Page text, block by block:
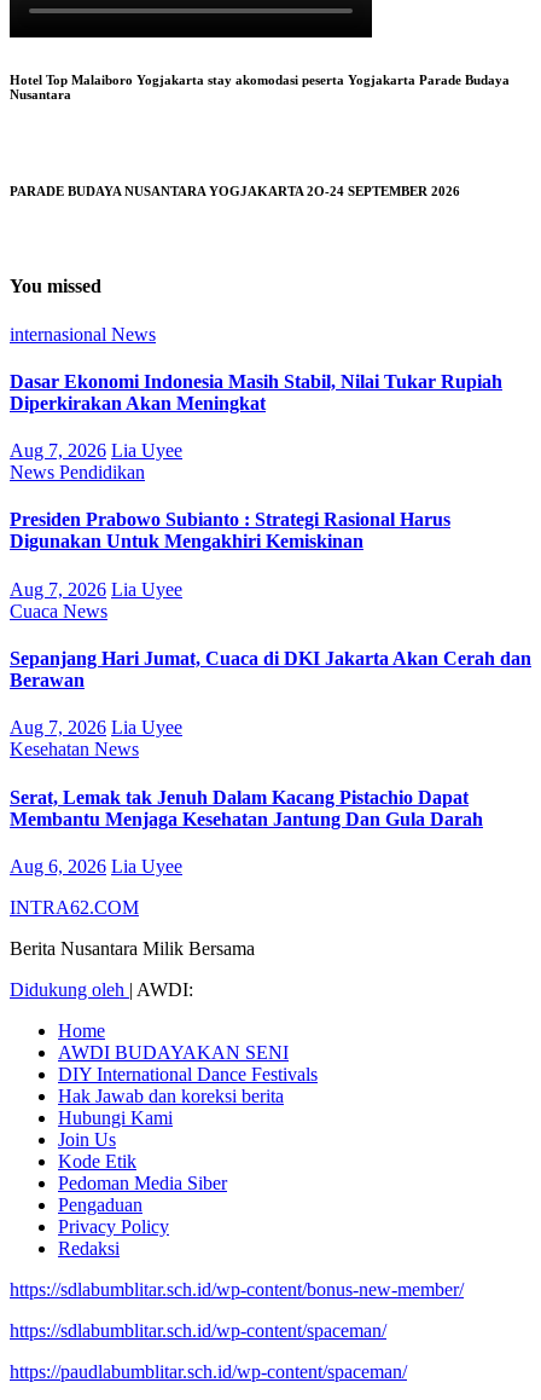
Hotel Top Malaiboro Yogjakarta stay akomodasi peserta Yogjakarta Parade Budaya
Nusantara
PARADE BUDAYA NUSANTARA YOGJAKARTA 2O-24 SEPTEMBER 2026
You missed
internasional News
Dasar Ekonomi Indonesia Masih Stabil, Nilai Tukar Rupiah
Diperkirakan Akan Meningkat
Aug 7, 2026 Lia Uyee
News Pendidikan
Presiden Prabowo Subianto : Strategi Rasional Harus
Digunakan Untuk Mengakhiri Kemiskinan
Aug 7, 2026 Lia Uyee
Cuaca News
Sepanjang Hari Jumat, Cuaca di DKI Jakarta Akan Cerah dan
Berawan
Aug 7, 2026 Lia Uyee
Kesehatan News
Serat, Lemak tak Jenuh Dalam Kacang Pistachio Dapat
Membantu Menjaga Kesehatan Jantung Dan Gula Darah
Aug 6, 2026 Lia Uyee
INTRA62.COM
Berita Nusantara Milik Bersama
Didukung oleh | AWDI:
Home
AWDI BUDAYAKAN SENI
DIY International Dance Festivals
Hak Jawab dan koreksi berita
Hubungi Kami
Join Us
Kode Etik
Pedoman Media Siber
Pengaduan
Privacy Policy
Redaksi
https://sdlabumblitar.sch.id/wp-content/bonus-new-member/
https://sdlabumblitar.sch.id/wp-content/spaceman/
https://paudlabumblitar.sch.id/wp-content/spaceman/